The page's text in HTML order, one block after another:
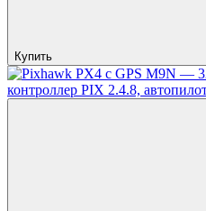
Купить